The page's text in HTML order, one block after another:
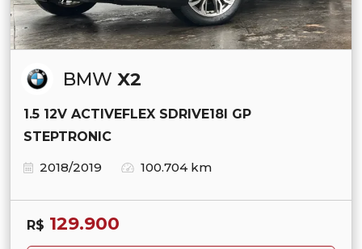
BMW X2
1.5 12V ACTIVEFLEX SDRIVE18I GP
STEPTRONIC
2018/2019
100.704 km
R$ 129.900